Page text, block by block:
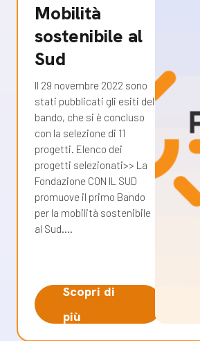
Mobilità
sostenibile al
Sud
Il 29 novembre 2022 sono
stati pubblicati gli esiti del
bando, che si è concluso
con la selezione di 11
progetti. Elenco dei
progetti selezionati>> La
Fondazione CON IL SUD
promuove il primo Bando
per la mobilità sostenibile
al Sud.…
Scopri di
più